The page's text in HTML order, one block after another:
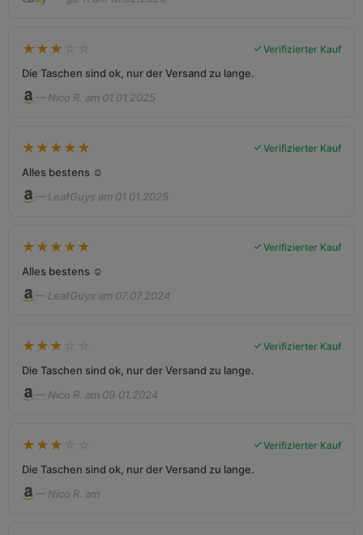
★ ★ ★ Verifizierter Kauf
Die Taschen sind ok, nur der Versand zu lange.
— Nico R. am 01.01.2025
★ ★ ★ ★ ★ Verifizierter Kauf
Alles bestens ☺️
— LeafGuys am 01.01.2025
★ ★ ★ ★ ★ Verifizierter Kauf
Alles bestens ☺️
— LeafGuys am 07.07.2024
★ ★ ★ Verifizierter Kauf
Die Taschen sind ok, nur der Versand zu lange.
— Nico R. am 09.01.2024
★ ★ ★ Verifizierter Kauf
Die Taschen sind ok, nur der Versand zu lange.
— Nico R. am